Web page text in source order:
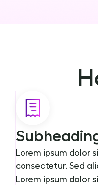
Lorem ipsum dolor
consectetur. Sed
Lorem ipsum dolor